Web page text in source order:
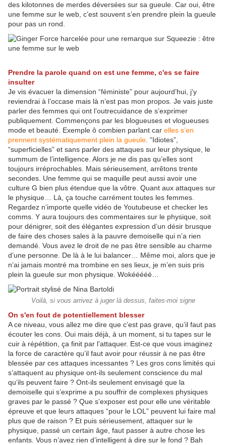
des kilotonnes de merdes déversées sur sa gueule. Car oui, être
une femme sur le web, c’est souvent s’en prendre plein la gueule
pour pas un rond.
Prendre la parole quand on est une femme, c'es se faire
insulter
Je vis évacuer la dimension “féministe” pour aujourd’hui, j’y
reviendrai à l’occase mais là n’est pas mon propos. Je vais juste
parler des femmes qui ont l’outrecuidance de s’exprimer
publiquement. Commençons par les blogueuses et vlogueuses
mode et beauté. Exemple ô combien parlant car elles s’en
prennent systématiquement plein la gueule . “Idiotes”,
“superficielles” et sans parler des attaques sur leur physique, le
summum de l’intelligence. Alors je ne dis pas qu’elles sont
toujours irréprochables. Mais sérieusement, arrêtons trente
secondes. Une femme qui se maquille peut aussi avoir une
culture G bien plus étendue que la vôtre. Quant aux attaques sur
le physique… Là, ça touche carrément toutes les femmes.
Regardez n’importe quelle vidéo de Youtubeuse et checker les
comms. Y aura toujours des commentaires sur le physique, soit
pour dénigrer, soit des élégantes expression d’un désir brusque
de faire des choses sales à la pauvre demoiselle qui n’a rien
demandé. Vous avez le droit de ne pas être sensible au charme
d’une personne. De là à le lui balancer… Même moi, alors que je
n’ai jamais montré ma trombine en ses lieux, je m’en suis pris
plein la gueule sur mon physique. Wokééééé…
Voilà, si vous arrivez à juger là dessus, faites-moi signe
On s'en fout de potentiellement blesser
A ce niveau, vous allez me dire que c’est pas grave, qu’il faut pas
écouter les cons. Oui mais déjà, à un moment, si tu tapes sur le
cuir à répétition, ça finit par l’attaquer. Est-ce que vous imaginez
la force de caractère qu’il faut avoir pour réussir à ne pas être
blessée par ces attaques incessantes ? Les gros cons limités qui
s’attaquent au physique ont-ils seulement conscience du mal
qu’ils peuvent faire ? Ont-ils seulement envisagé que la
demoiselle qui s’exprime a pu souffrir de complexes physiques
graves par le passé ? Que s’exposer est pour elle une véritable
épreuve et que leurs attaques “pour le LOL” peuvent lui faire mal
plus que de raison ? Et puis sérieusement, attaquer sur le
physique, passé un certain âge, faut passer à autre chose les
enfants. Vous n’avez rien d’intelligent à dire sur le fond ? Bah